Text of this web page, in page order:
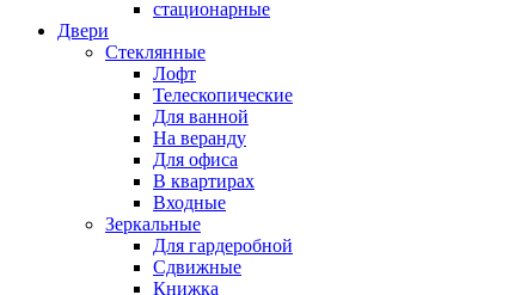
стационарные
Двери
Стеклянные
Лофт
Телескопические
Для ванной
На веранду
Для офиса
В квартирах
Входные
Зеркальные
Для гардеробной
Сдвижные
Книжка